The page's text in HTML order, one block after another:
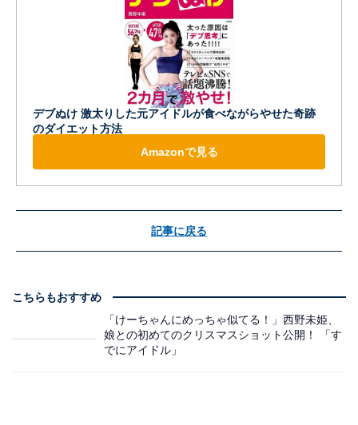
デブぬけ 激太りした元アイドルが食べながらやせた奇跡
のダイエット方法
Amazonで見る
記事に戻る
こちらもおすすめ
「けーちゃんにめっちゃ似てる！」西野未姫、
娘との初めてのクリスマスショット公開！ 「す
でにアイドル」